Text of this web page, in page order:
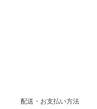
配送・お支払い方法